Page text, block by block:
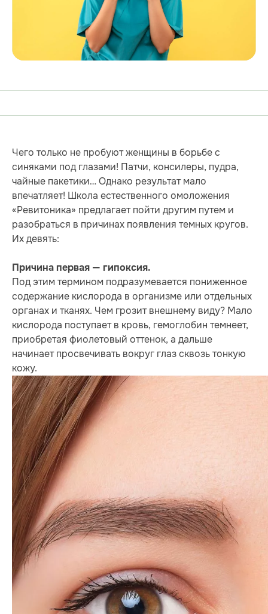
Чего только не пробуют женщины в борьбе с
синяками под глазами! Патчи, консилеры, пудра,
чайные пакетики… Однако результат мало
впечатляет! Школа естественного омоложения
«Ревитоника» предлагает пойти другим путем и
разобраться в причинах появления темных кругов.
Их девять:
Причина первая — гипоксия.
Под этим термином подразумевается пониженное
содержание кислорода в организме или отдельных
органах и тканях. Чем грозит внешнему виду? Мало
кислорода поступает в кровь, гемоглобин темнеет,
приобретая фиолетовый оттенок, а дальше
начинает просвечивать вокруг глаз сквозь тонкую
кожу.